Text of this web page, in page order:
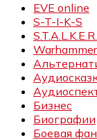
EVE online
S-T-I-K-S
S.T.A.L.K.E.R.
Бизнес
Биографии
Боевая